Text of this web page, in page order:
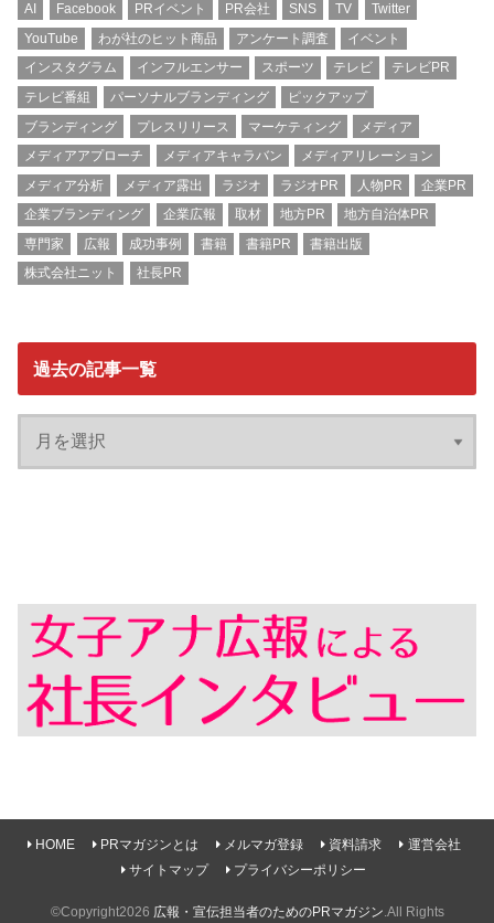
AI Facebook PRイベント PR会社 SNS TV
Twitter
YouTube
わが社のヒット商品 アンケート調査
イベント
インスタグラム
インフルエンサー スポーツ テレビ
テレビPR
テレビ番組
パーソナルブランディング
ピックアップ
ブランディング
プレスリリース マーケティング
メディア
メディアアプローチ
メディアキャラバン
メディアリレーション
メディア分析
メディア露出 ラジオ ラジオPR 人物PR
企業PR
企業ブランディング
企業広報 取材 地方PR
地方自治体PR
専門家
広報 成功事例 書籍 書籍PR
書籍出版
株式会社ニット
社長PR
過去の記事一覧
HOME PRマガジンとは メルマガ登録 資料請求
運営会社
サイトマップ
プライバシーポリシー
©Copyright2026 広報・宣伝担当者のためのPRマガジン .All Rights